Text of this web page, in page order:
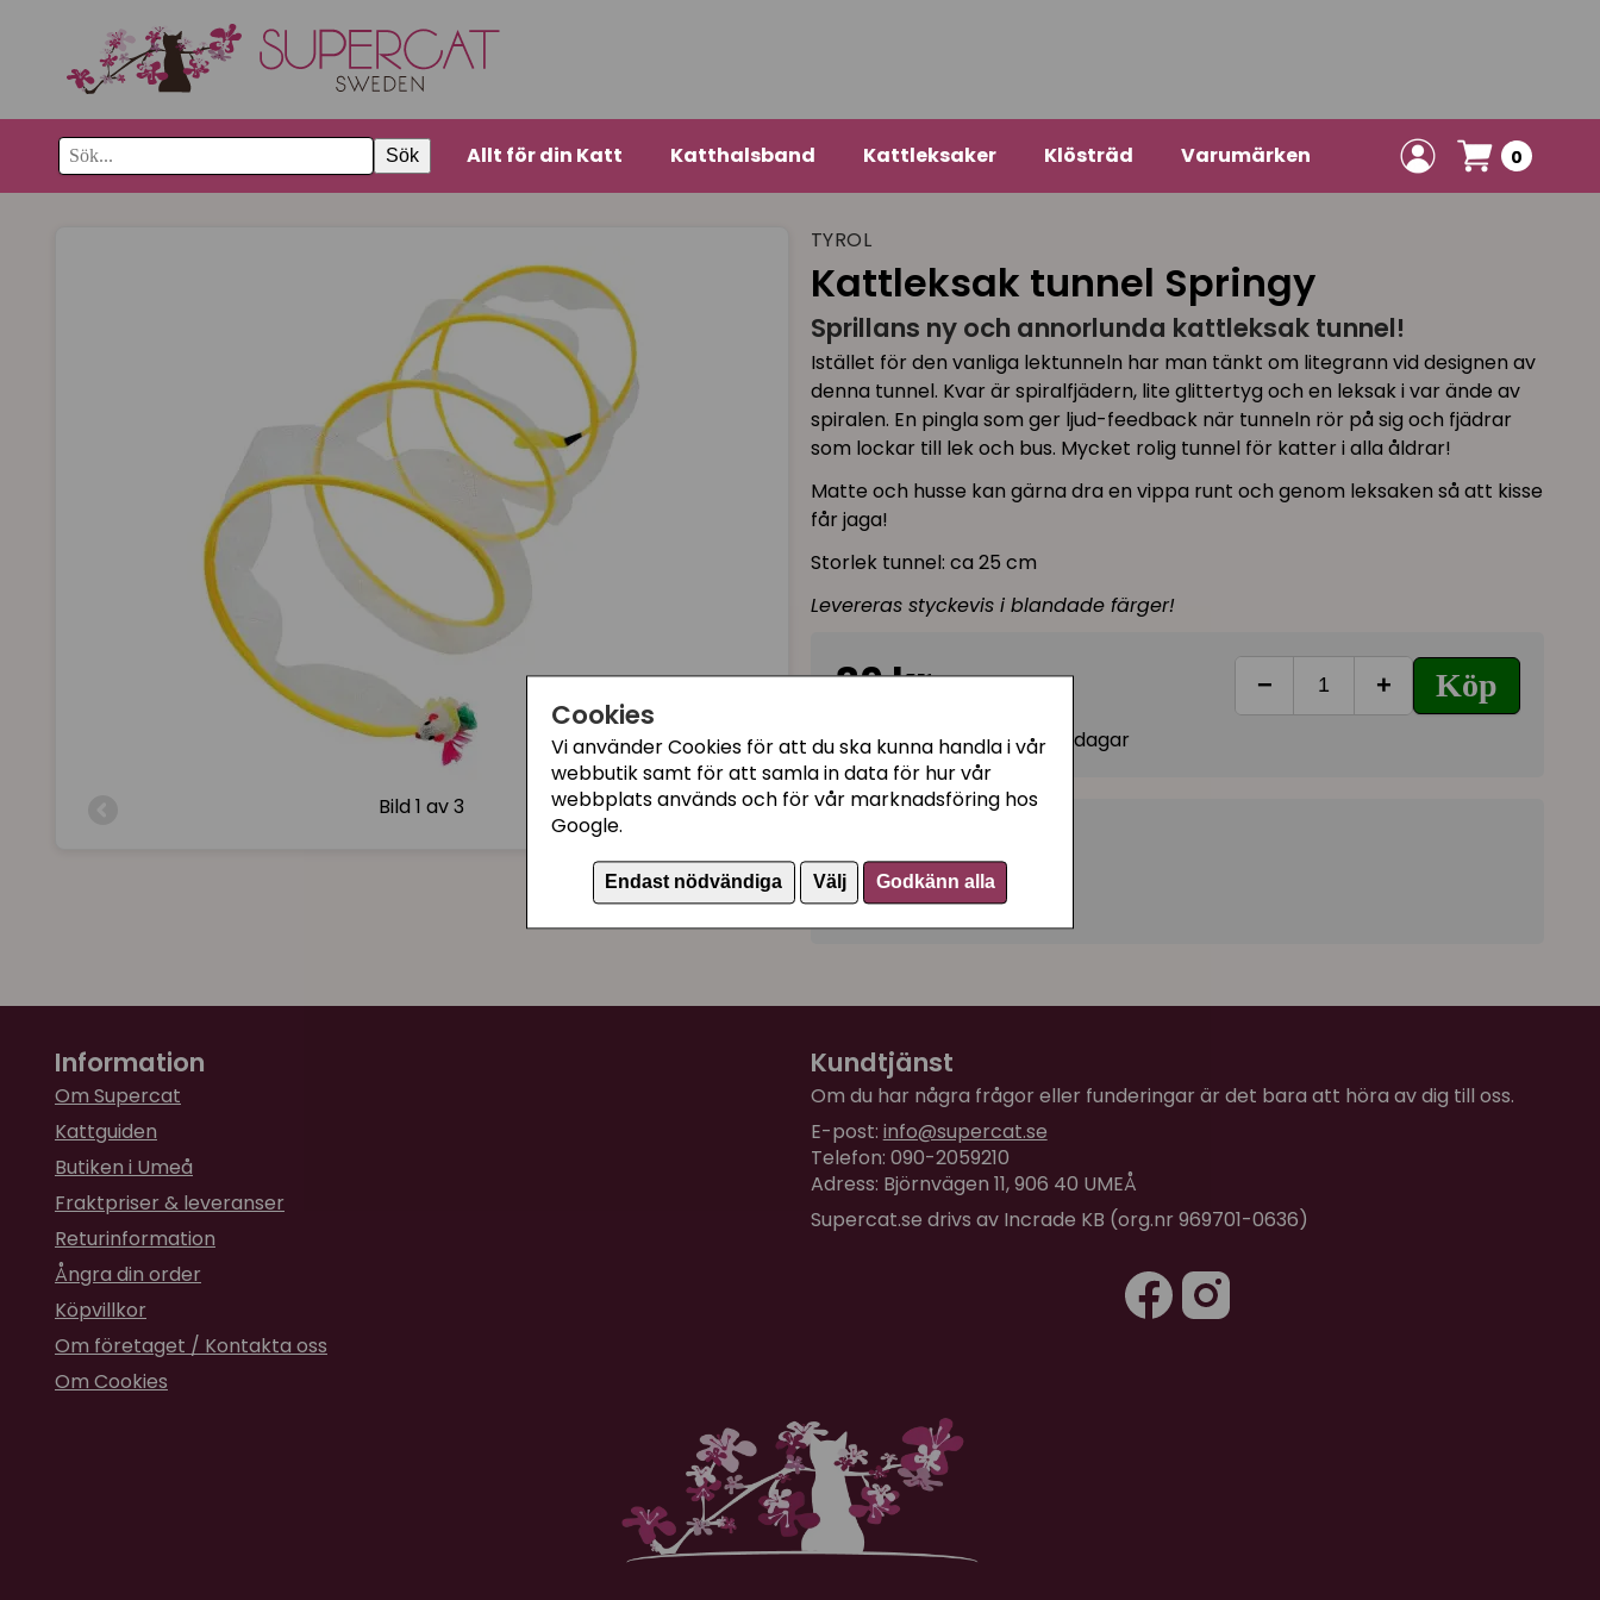
Cookies
Vi använder Cookies för att du ska kunna handla i vår
webbutik samt för att samla in data för hur vår
webbplats används och för vår marknadsföring hos
Google.
Endast nödvändiga Välj Godkänn alla
Sök Allt för din Katt Katthalsband Kattleksaker Klösträd Varumärken 0
Bild1 av 3
TYROL
Kattleksak tunnel Springy
Sprillans ny och annorlunda kattleksak tunnel!
Istället för den vanliga lektunneln har man tänkt om litegrann vid designen av
denna tunnel. Kvar är spiralfjädern, lite glittertyg och en leksak i var ände av
spiralen. En pingla som ger ljud-feedback när tunneln rör på sig och fjädrar
som lockar till lek och bus. Mycket rolig tunnel för katter i alla åldrar!
Matte och husse kan gärna dra en vippa runt och genom leksaken så att kisse
får jaga!
Storlek tunnel: ca 25 cm
Levereras styckevis i blandade färger!
89 kr − + Köp
I lager, leveranstid 1-3 vardagar
Lektunnlar
Artikelnummer:735398
Information
Om Supercat
Kattguiden
Butiken i Umeå
Fraktpriser & leveranser
Returinformation
Ångra din order
Köpvillkor
Om företaget / Kontakta oss
Om Cookies
Kundtjänst
Om du har några frågor eller funderingar är det bara att höra av dig till oss.
E-post: info@supercat.se
Telefon: 090-2059210
Adress: Björnvägen 11, 906 40 UMEÅ
Supercat.se drivs av Incrade KB (org.nr 969701-0636)